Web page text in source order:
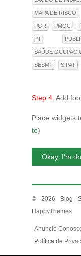
MAPA DE RISCO
PGR PMOC
PT
SAÚDE
SESMT SIPAT
Step 4. Add
Place widgets
to)
Okay, I'm
© 2026 Blog
HappyThemes
Anuncie
Política de